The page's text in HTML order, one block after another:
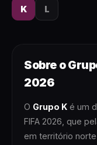
K L
Sobre o
2026
O Grupo K é um
FIFA 2026, que
em território